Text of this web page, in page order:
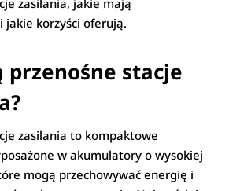
zasilania, jakie mają
jakie korzyści oferują.
przenośne stacje
zasilania to kompaktowe
w akumulatory o wysokiej
mogą przechowywać energię i